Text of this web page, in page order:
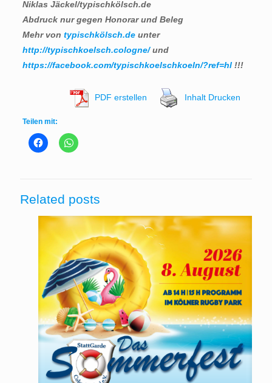
Niklas Jäckel/typischkölsch.de
Abdruck nur gegen Honorar und Beleg
Mehr von typischkölsch.deunter
http://typischkoelsch.cologne/und
https://facebook.com/typischkoelschkoeln/?ref=hl!!!
PDF erstellen Inhalt Drucken
Teilen mit:
Related posts